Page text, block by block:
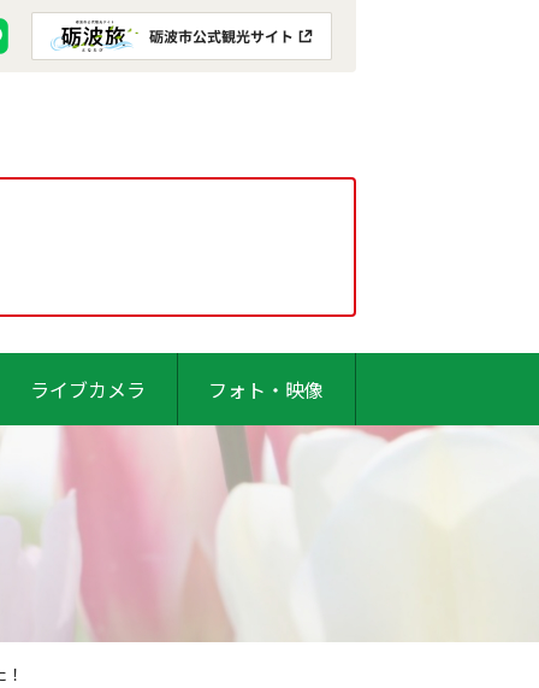
ライブカメラ フォト・映像